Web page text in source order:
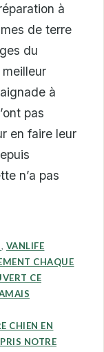
à
de terre
du
à
pas
en faire leur
n’a pas
, VANLIFE
CHAQUE
CE
CHIEN EN
NOTRE